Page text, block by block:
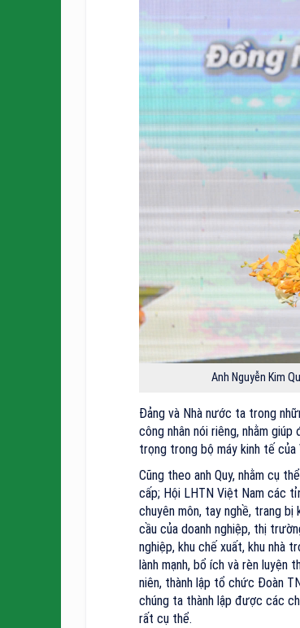
Anh Nguyễn Kim
Đảng và Nhà nước ta trong
công nhân nói riêng, nhằm
trọng trong bộ máy kinh tế của
Cũng theo anh Quy, nhằm cụ
cấp; Hội LHTN Việt Nam các
chuyên môn, tay nghề, trang
cầu của doanh nghiệp, thị
nghiệp, khu chế xuất, khu nhà
lành mạnh, bổ ích và rèn
niên, thành lập tổ chức Đoàn
chúng ta thành lập được các
rất cụ thể.